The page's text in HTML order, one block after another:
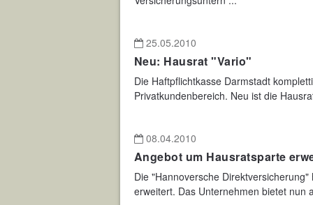
25.05.2010
Neu: Hausrat "Vario"
Die Haftpflichtkasse Darmstadt
Privatkundenbereich. Neu ist die
08.04.2010
Angebot um Hausratsparte
Die "Hannoversche
erweitert. Das Unternehmen bietet nun